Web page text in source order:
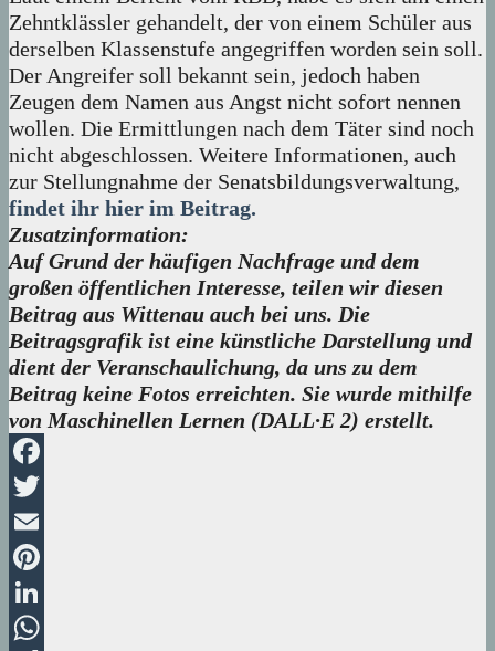
Zehntklässler gehandelt, der von einem Schüler aus
derselben Klassenstufe angegriffen worden sein soll.
Der Angreifer soll bekannt sein, jedoch haben
Zeugen dem Namen aus Angst nicht sofort nennen
wollen. Die Ermittlungen nach dem Täter sind noch
nicht abgeschlossen. Weitere Informationen, auch
zur Stellungnahme der Senatsbildungsverwaltung,
findet ihr hier im Beitrag.
Zusatzinformation:
Auf Grund der häufigen Nachfrage und dem
großen öffentlichen Interesse, teilen wir diesen
Beitrag aus Wittenau auch bei uns. Die
Beitragsgrafik ist eine künstliche Darstellung und
dient der Veranschaulichung, da uns zu dem
Beitrag keine Fotos erreichten. Sie wurde mithilfe
von Maschinellen Lernen (DALL·E 2) erstellt.
Facebook
Twitter
Email
Pinterest
LinkedIn